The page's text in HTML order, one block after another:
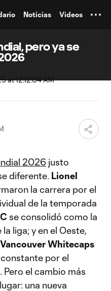
Noticias Videos
pero ya se
2026 justo
diferente. Lionel
la carrera por el
de la temporada
se consolidó como la
liga; y en el Oeste,
Vancouver Whitecaps
por el
el cambio más
una nueva